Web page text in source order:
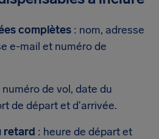
complètes : nom, adresse
e-mail et numéro de
numéro de vol, date du
de départ et d'arrivée.
retard : heure de départ et